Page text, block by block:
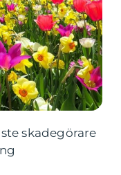
skadegörare